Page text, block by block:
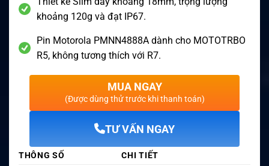
khoảng 120g và đạt IP67.
Pin Motorola PMNN4888A dành cho MOTOTRBO
R5, không tương thích với R7.
MUA NGAY
(Được dùng thử trước khi thanh toán)
TƯ VẤN NGAY
THÔNG SỐ
CHI TIẾT